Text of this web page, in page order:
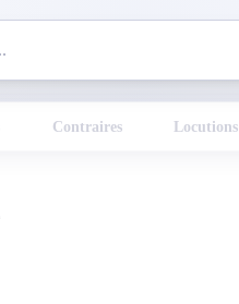
Contraires Locutions